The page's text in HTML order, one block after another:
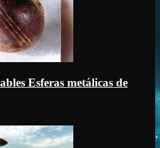
Esferas metálicas de